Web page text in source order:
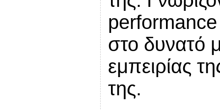
performance
στο δυνατό
εμπειρίας
της.